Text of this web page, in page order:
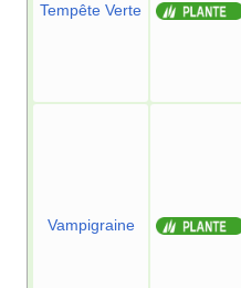
Tempête Verte
Vampigraine